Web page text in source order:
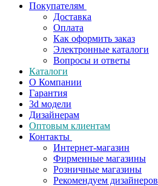
Покупателям
Доставка
Оплата
Как оформить заказ
Электронные каталоги
Вопросы и ответы
Каталоги
О Компании
Гарантия
3d модели
Дизайнерам
Оптовым клиентам
Контакты
Интернет-магазин
Фирменные магазины
Розничные магазины
Рекомендуем дизайнеров